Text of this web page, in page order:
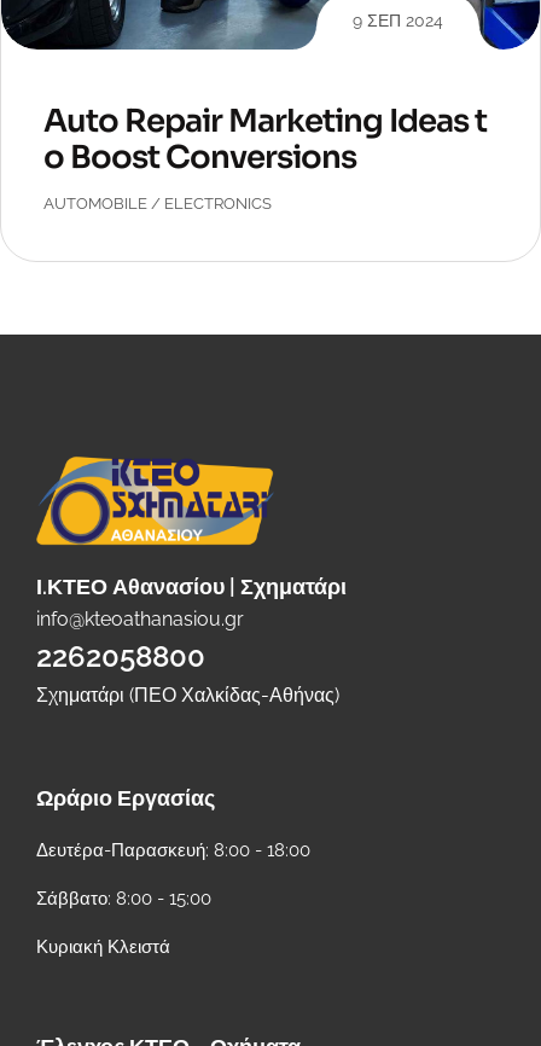
9 ΣΕΠ 2024
Auto Repair Marketing Ideas t
o Boost Conversions
AUTOMOBILE / ELECTRONICS
Ι.ΚΤΕΟ Αθανασίου | Σχηματάρι
info@kteoathanasiou.gr
2262058800
Σχηματάρι (ΠΕΟ Χαλκίδας-Αθήνας)
Ωράριο Εργασίας
Δευτέρα-Παρασκευή: 8:00 - 18:00
Σάββατο: 8:00 - 15:00
Κυριακή Κλειστά